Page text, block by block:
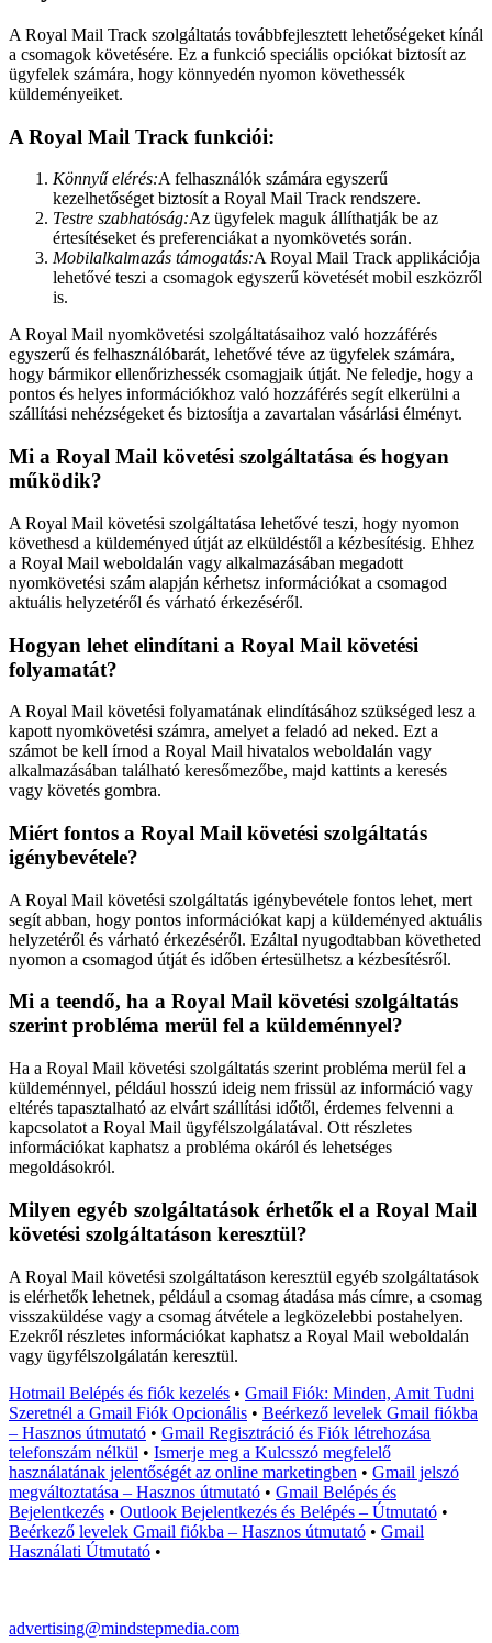
A Royal Mail Track szolgáltatás továbbfejlesztett lehetőségeket kínál
a csomagok követésére. Ez a funkció speciális opciókat biztosít az
ügyfelek számára, hogy könnyedén nyomon követhessék
küldeményeiket.
A Royal Mail Track funkciói:
Könnyű elérés:A felhasználók számára egyszerű
kezelhetőséget biztosít a Royal Mail Track rendszere.
Testre szabhatóság:Az ügyfelek maguk állíthatják be az
értesítéseket és preferenciákat a nyomkövetés során.
Mobilalkalmazás támogatás:A Royal Mail Track applikációja
lehetővé teszi a csomagok egyszerű követését mobil eszközről
is.
A Royal Mail nyomkövetési szolgáltatásaihoz való hozzáférés
egyszerű és felhasználóbarát, lehetővé téve az ügyfelek számára,
hogy bármikor ellenőrizhessék csomagjaik útját. Ne feledje, hogy a
pontos és helyes információkhoz való hozzáférés segít elkerülni a
szállítási nehézségeket és biztosítja a zavartalan vásárlási élményt.
Mi a Royal Mail követési szolgáltatása és hogyan
működik?
A Royal Mail követési szolgáltatása lehetővé teszi, hogy nyomon
követhesd a küldeményed útját az elküldéstől a kézbesítésig. Ehhez
a Royal Mail weboldalán vagy alkalmazásában megadott
nyomkövetési szám alapján kérhetsz információkat a csomagod
aktuális helyzetéről és várható érkezéséről.
Hogyan lehet elindítani a Royal Mail követési
folyamatát?
A Royal Mail követési folyamatának elindításához szükséged lesz a
kapott nyomkövetési számra, amelyet a feladó ad neked. Ezt a
számot be kell írnod a Royal Mail hivatalos weboldalán vagy
alkalmazásában található keresőmezőbe, majd kattints a keresés
vagy követés gombra.
Miért fontos a Royal Mail követési szolgáltatás
igénybevétele?
A Royal Mail követési szolgáltatás igénybevétele fontos lehet, mert
segít abban, hogy pontos információkat kapj a küldeményed aktuális
helyzetéről és várható érkezéséről. Ezáltal nyugodtabban követheted
nyomon a csomagod útját és időben értesülhetsz a kézbesítésről.
Mi a teendő, ha a Royal Mail követési szolgáltatás
szerint probléma merül fel a küldeménnyel?
Ha a Royal Mail követési szolgáltatás szerint probléma merül fel a
küldeménnyel, például hosszú ideig nem frissül az információ vagy
eltérés tapasztalható az elvárt szállítási időtől, érdemes felvenni a
kapcsolatot a Royal Mail ügyfélszolgálatával. Ott részletes
információkat kaphatsz a probléma okáról és lehetséges
megoldásokról.
Milyen egyéb szolgáltatások érhetők el a Royal Mail
követési szolgáltatáson keresztül?
A Royal Mail követési szolgáltatáson keresztül egyéb szolgáltatások
is elérhetők lehetnek, például a csomag átadása más címre, a csomag
visszaküldése vagy a csomag átvétele a legközelebbi postahelyen.
Ezekről részletes információkat kaphatsz a Royal Mail weboldalán
vagy ügyfélszolgálatán keresztül.
Hotmail Belépés és fiók kezelés • Gmail Fiók: Minden, Amit Tudni
Szeretnél a Gmail Fiók Opcionális • Beérkező levelek Gmail fiókba
– Hasznos útmutató • Gmail Regisztráció és Fiók létrehozása
telefonszám nélkül • Ismerje meg a Kulcsszó megfelelő
használatának jelentőségét az online marketingben • Gmail jelszó
megváltoztatása – Hasznos útmutató • Gmail Belépés és
Bejelentkezés • Outlook Bejelentkezés és Belépés – Útmutató •
Beérkező levelek Gmail fiókba – Hasznos útmutató • Gmail
Használati Útmutató •
advertising@mindstepmedia.com